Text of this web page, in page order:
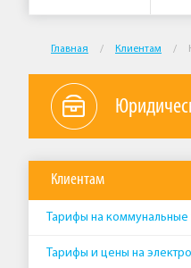
Главная / Клиентам /
Клиентам
Тарифы на коммунальные
Тарифы и цены на